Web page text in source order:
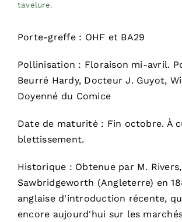
tavelure.
Porte-greffe : OHF et BA29
Pollinisation : Floraison mi-avril.
Beurré Hardy, Docteur J. Guyot,
Doyenné du Comice
Date de maturité : Fin octobre. À
blettissement.
Historique : Obtenue par M.
Sawbridgeworth (Angleterre) en
anglaise d'introduction récente,
encore aujourd'hui sur les